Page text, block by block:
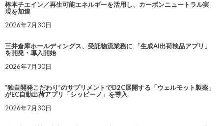
椿本チエイン／再生可能エネルギーを活用し、カーボンニュートラル実
現を加速
2026年7月30日
三井倉庫ホールディングス、受託物流業務に 「生成AI出荷検品アプリ」
を開発・導入開始
2026年7月30日
“独自開発こだわり”のサプリメントでD2C展開する「ウェルモット製薬」
がEC自動出荷アプリ「シッピーノ」を導入
2026年7月30日